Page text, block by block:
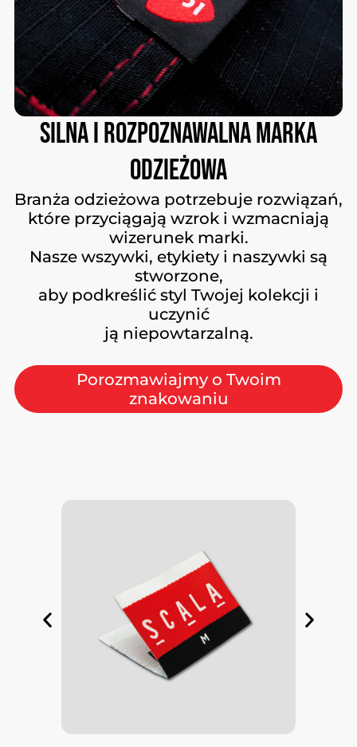
Silnairozpoznawalnamarka
odzieżowa
Branża odzieżowa potrzebuje rozwiązań,
które przyciągają wzrok i wzmacniają
wizerunek marki.
Nasze wszywki, etykiety i naszywki są
stworzone,
aby podkreślić styl Twojej kolekcji i
uczynić
ją niepowtarzalną.
Porozmawiajmy o Twoim
znakowaniu